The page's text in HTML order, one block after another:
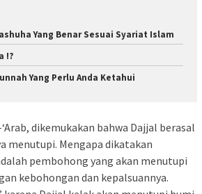
Yang Benar Sesuai Syariat Islam
!?
Yang Perlu Anda Ketahui
dikemukakan bahwa Dajjal berasal
menutupi. Mengapa dikatakan
pembohong yang akan menutupi
kebohongan dan kepalsuannya.